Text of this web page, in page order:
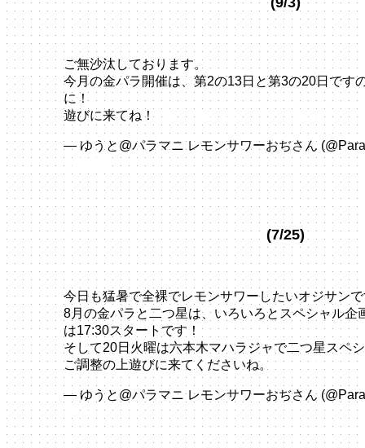
ご無沙汰しております。
今月の金パラ開催は、第2の13日と第3の20日です
に！
遊びに来てね！ pic.twitter.com/zs9pUbgmwE
— ゆうと@パラマニ レモンサワーおぢさん
3, 2024
(7/25)
今日も猛暑で全裸でレモンサワーしたいオジサン
8月の金パラと二つ星は、いろいろとスペシャル企
は17:30スタートです！
そして20日火曜は六本木マハラジャで二つ星スペ
ご調整の上遊びに来てくださいね。
— ゆうと@パラマニ レモンサワーおぢさん
2024